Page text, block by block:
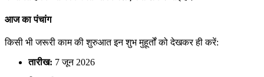
आज का पंचांग
किसी भी जरूरी काम की शुरुआत इन शुभ मुहूर्तों को देखकर ही करें:
तारीख: 7 जून 2026